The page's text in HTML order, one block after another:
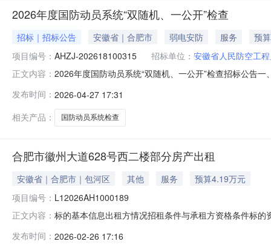
2026年度国防动员系统“双随机、一公开”检查
招标｜招标公告 安徽省｜合肥市 弱电安防 服务
预
项目编号： AHZJ-202618100315 招标单位： 安徽省人民防空工
正文内容： 2026年度国防动员系统“双随机、一公开”检查招标公告
发布时间： 2026-04-27 17:31
相关产品：
国防动员系统检查
合肥市徽州大道628号西二楼部分房产出租
安徽省｜合肥市｜包河区 其他 服务
预算4.19万元
项目编号： L12026AH1000189
正文内容： 标的基本信息出租方情况招租条件与承租方资格条件标
123400007349847231招租条件与承租方资格条件租赁
发布时间： 2026-02-26 17:16